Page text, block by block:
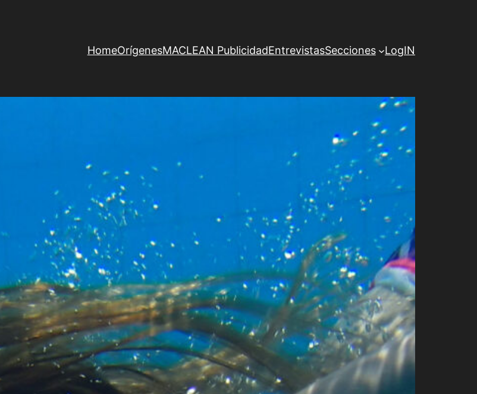
HomeOrígenesMACLEAN PublicidadEntrevistasSecciones LogIN